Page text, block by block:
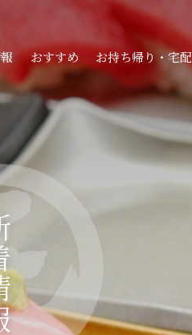
おすすめ お持ち帰り・宅配